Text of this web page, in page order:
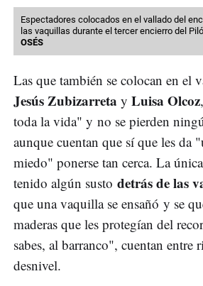
Espectadores colocados en el vallado del
las vaquillas durante el tercer encierro del
OSÉS
Las que también se colocan en el
Jesús Zubizarreta y Luisa Olcoz
toda la vida" y no se pierden
aunque cuentan que sí que les da
miedo" ponerse tan cerca. La
tenido algún susto detrás de las
que una vaquilla se ensañó y se
maderas que les protegían del
sabes, al barranco", cuentan entre
desnivel.